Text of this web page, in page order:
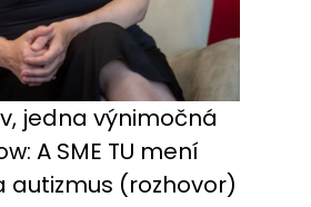
jedna výnimočná
A SME TU mení
autizmus (rozhovor)